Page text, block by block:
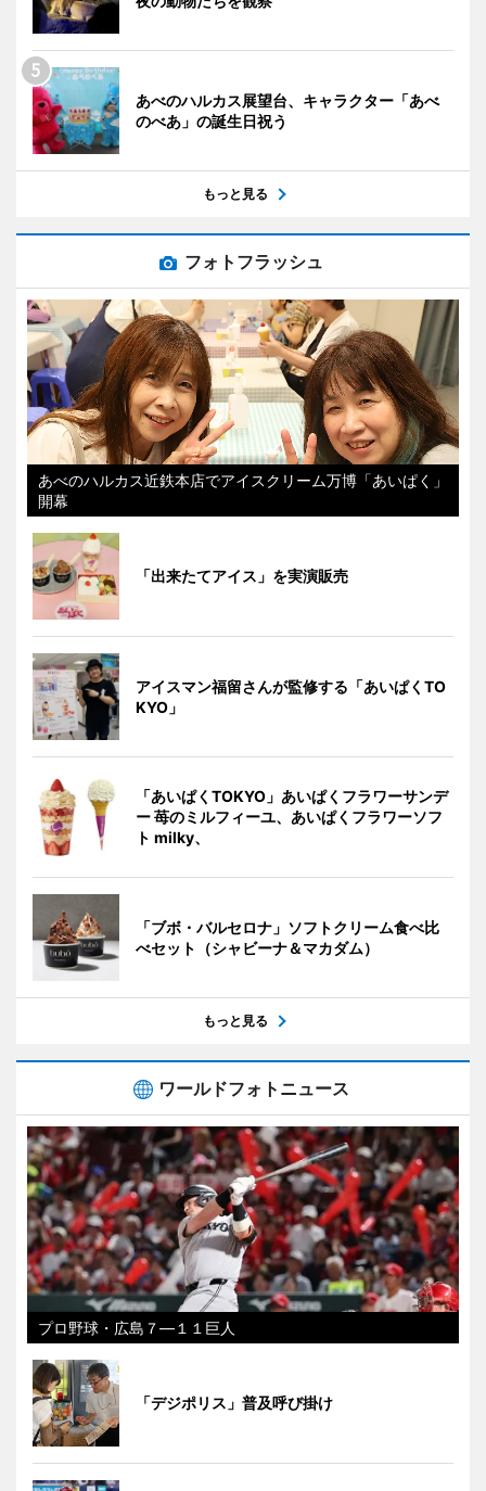
あべのハルカス展望台、キャラクター「あべ
のべあ」の誕生日祝う
もっと見る
フォトフラッシュ
あべのハルカス近鉄本店でアイスクリーム万博「あいぱく」
開幕
「出来たてアイス」を実演販売
アイスマン福留さんが監修する「あいぱくTO
KYO」
「あいぱくTOKYO」あいぱくフラワーサンデ
ー 苺のミルフィーユ、あいぱくフラワーソフ
ト milky、
「ブボ・バルセロナ」ソフトクリーム食べ比
べセット（シャビーナ＆マカダム）
もっと見る
ワールドフォトニュース
プロ野球・広島７―１１巨人
「デジポリス」普及呼び掛け